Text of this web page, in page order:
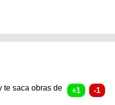
te saca obras de